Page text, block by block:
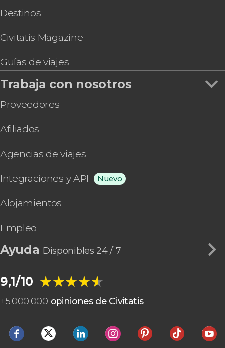
Destinos
Civitatis Magazine
Guías de viajes
Trabaja con nosotros
Proveedores
Afiliados
Agencias de viajes
Integraciones y API Nuevo
Alojamientos
Empleo
Ayuda Disponibles 24 / 7
9,1/10 ★★★★★
★★★★★
+5.000.000 opiniones de Civitatis